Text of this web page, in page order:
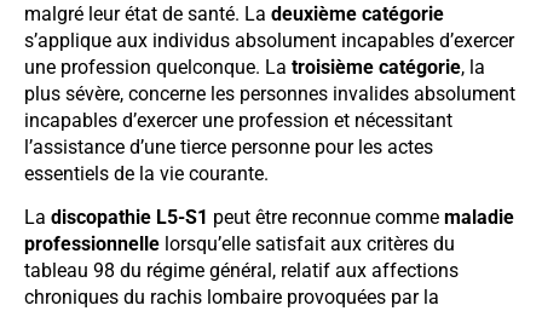
malgré leur état de santé. La deuxième catégorie
s’applique aux individus absolument incapables d’exercer
une profession quelconque. La troisième catégorie, la
plus sévère, concerne les personnes invalides absolument
incapables d’exercer une profession et nécessitant
l’assistance d’une tierce personne pour les actes
essentiels de la vie courante.
La discopathie L5-S1 peut être reconnue comme maladie
professionnelle lorsqu’elle satisfait aux critères du
tableau 98 du régime général, relatif aux affections
chroniques du rachis lombaire provoquées par la